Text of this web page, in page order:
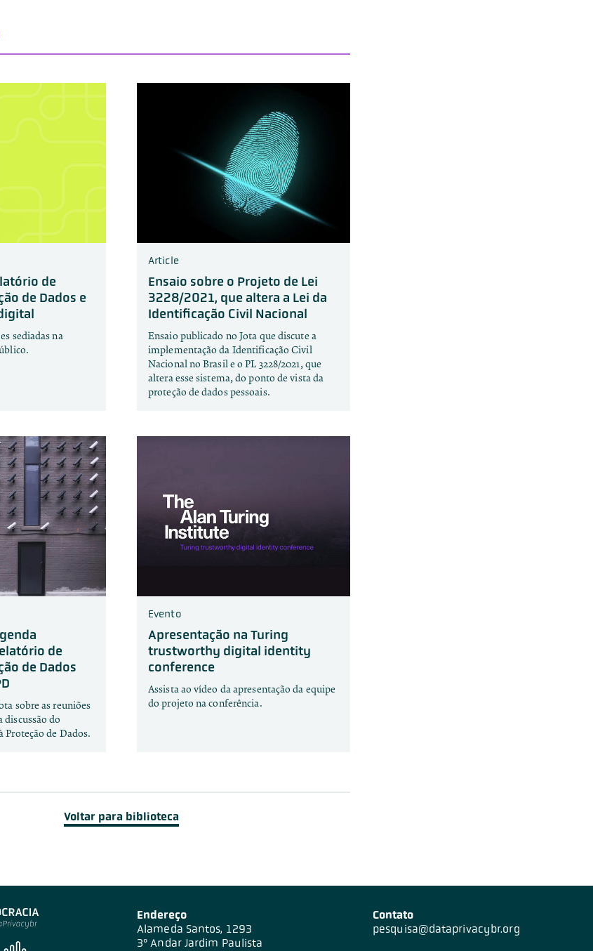
de
de Dados e
sediadas na
Article
Ensaio sobre o Projeto de Lei
3228/2021, que altera a Lei da
Identificação Civil Nacional
Ensaio publicado no Jota que discute a
implementação da Identificação Civil
Nacional no Brasil e o PL 3228/2021, que
altera esse sistema, do ponto de vista da
proteção de dados pessoais.
de
de Dados
sobre as reuniões
discussão do
Proteção de Dados.
Evento
Apresentação na Turing
trustworthy digital identity
conference
Assista ao vídeo da apresentação da equipe
do projeto na conferência.
Voltar para biblioteca
Endereço
Alameda Santos, 1293
3º Andar Jardim Paulista
Contato
pesquisa@dataprivacybr.org